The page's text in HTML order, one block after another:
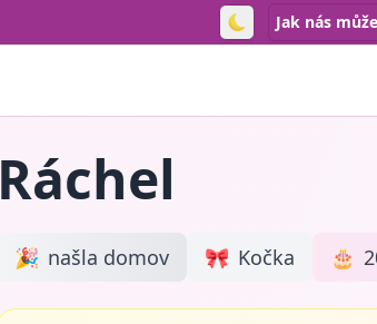
Toggle theme
Jak nás
Ráchel
🎉 našla domov 🎀 Kočka 🎂